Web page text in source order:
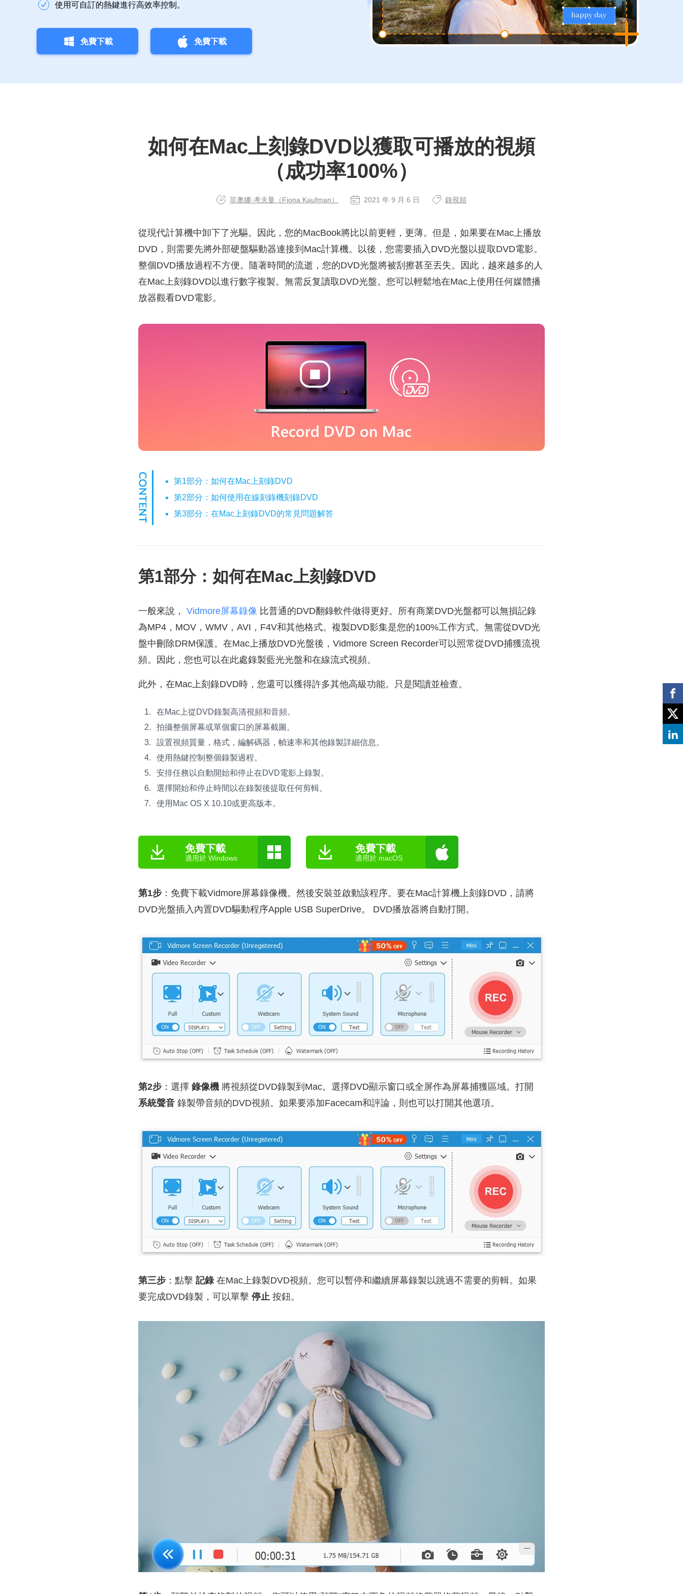
使用可自訂的熱鍵進行高效率控制。
免費下載 免費下載
如何在Mac上刻錄DVD以獲取可播放的視頻
（成功率100%）
菲奧娜·考夫曼（Fiona Kaufman） 2021 年 9 月 6 日 錄視頻
從現代計算機中卸下了光驅。因此，您的MacBook將比以前更輕，更薄。但是，如果要在Mac上播放
DVD，則需要先將外部硬盤驅動器連接到Mac計算機。以後，您需要插入DVD光盤以提取DVD電影。
整個DVD播放過程不方便。隨著時間的流逝，您的DVD光盤將被刮擦甚至丟失。因此，越來越多的人
在Mac上刻錄DVD以進行數字複製。無需反复讀取DVD光盤。您可以輕鬆地在Mac上使用任何媒體播
放器觀看DVD電影。
第1部分：如何在Mac上刻錄DVD
第2部分：如何使用在線刻錄機刻錄DVD
第3部分：在Mac上刻錄DVD的常見問題解答
第1部分：如何在Mac上刻錄DVD
一般來說， Vidmore屏幕錄像 比普通的DVD翻錄軟件做得更好。所有商業DVD光盤都可以無損記錄
為MP4，MOV，WMV，AVI，F4V和其他格式。複製DVD影集是您的100%工作方式。無需從DVD光
盤中刪除DRM保護。在Mac上播放DVD光盤後，Vidmore Screen Recorder可以照常從DVD捕獲流視
頻。因此，您也可以在此處錄製藍光光盤和在線流式視頻。
此外，在Mac上刻錄DVD時，您還可以獲得許多其他高級功能。只是閱讀並檢查。
在Mac上從DVD錄製高清視頻和音頻。
拍攝整個屏幕或單個窗口的屏幕截圖。
設置視頻質量，格式，編解碼器，幀速率和其他錄製詳細信息。
使用熱鍵控制整個錄製過程。
安排任務以自動開始和停止在DVD電影上錄製。
選擇開始和停止時間以在錄製後提取任何剪輯。
使用Mac OS X 10.10或更高版本。
免費下載
適用於 Windows
免費下載
適用於 macOS
第1步 ：免費下載Vidmore屏幕錄像機。然後安裝並啟動該程序。要在Mac計算機上刻錄DVD，請將
DVD光盤插入內置DVD驅動程序Apple USB SuperDrive。 DVD播放器將自動打開。
第2步 ：選擇 錄像機 將視頻從DVD錄製到Mac。選擇DVD顯示窗口或全屏作為屏幕捕獲區域。打開
系統聲音 錄製帶音頻的DVD視頻。如果要添加Facecam和評論，則也可以打開其他選項。
第三步 ：點擊 記錄在Mac上錄製DVD視頻。您可以暫停和繼續屏幕錄製以跳過不需要的剪輯。如果
要完成DVD錄製，可以單擊 停止 按鈕。